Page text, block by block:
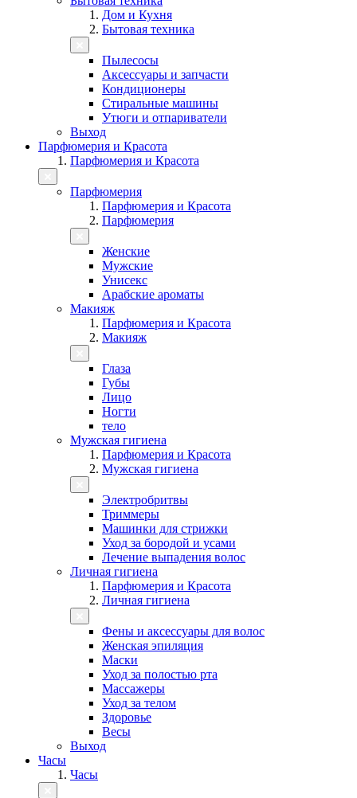
Дом и Кухня
Бытовая техника
Пылесосы
Аксессуары и запчасти
Кондиционеры
Стиральные машины
Утюги и отпариватели
Выход
Парфюмерия и Красота
Парфюмерия и Красота
Парфюмерия
Парфюмерия и Красота
Парфюмерия
Женские
Мужские
Унисекс
Арабские ароматы
Макияж
Парфюмерия и Красота
Макияж
Глаза
Губы
Лицо
Ногти
тело
Мужская гигиена
Парфюмерия и Красота
Мужская гигиена
Электробритвы
Триммеры
Машинки для стрижки
Уход за бородой и усами
Лечение выпадения волос
Личная гигиена
Парфюмерия и Красота
Личная гигиена
Фены и аксессуары для волос
Женская эпиляция
Маски
Уход за полостью рта
Массажеры
Уход за телом
Здоровье
Весы
Выход
Часы
Часы